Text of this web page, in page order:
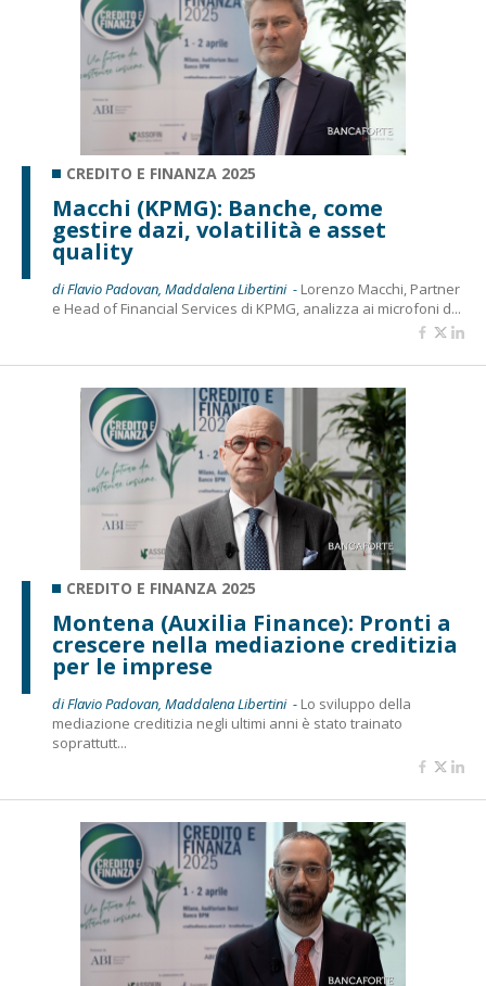
CREDITO E FINANZA 2025
Macchi (KPMG): Banche, come
gestire dazi, volatilità e asset
quality
di Flavio Padovan, Maddalena Libertini - Lorenzo Macchi, Partner
e Head of Financial Services di KPMG, analizza ai microfoni d...
CREDITO E FINANZA 2025
Montena (Auxilia Finance): Pronti a
crescere nella mediazione creditizia
per le imprese
di Flavio Padovan, Maddalena Libertini - Lo sviluppo della
mediazione creditizia negli ultimi anni è stato trainato
soprattutt...